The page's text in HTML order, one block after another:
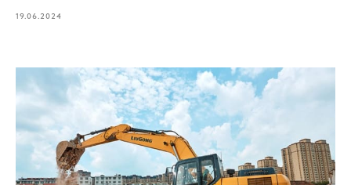
19.06.2024